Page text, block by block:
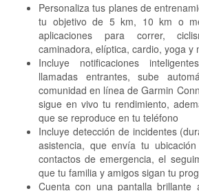
Personaliza tus planes de
tu objetivo de 5 km, 10 km o
aplicaciones para correr,
caminadora, elíptica, cardio, yoga y
Incluye notificaciones
llamadas entrantes, sube
comunidad en línea de Garmin
sigue en vivo tu rendimiento,
que se reproduce en tu teléfono
Incluye detección de incidentes
asistencia, que envía tu
contactos de emergencia, el
que tu familia y amigos sigan tu
Cuenta con una pantalla